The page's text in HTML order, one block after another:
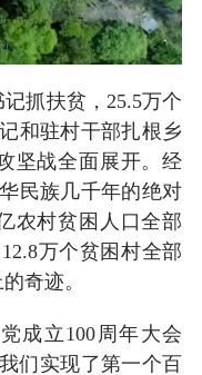
抓扶贫，25.5万个
和驻村干部扎根乡
坚战全面展开。经
民族几千年的绝对
农村贫困人口全部
万个贫困村全部
奇迹。
成立100周年大会
们实现了第一个百